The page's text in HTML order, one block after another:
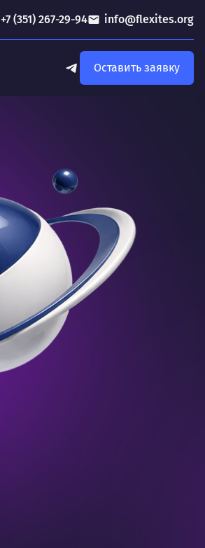
+7 (351) 267-29-94 info@flexites.org
Оставить заявку